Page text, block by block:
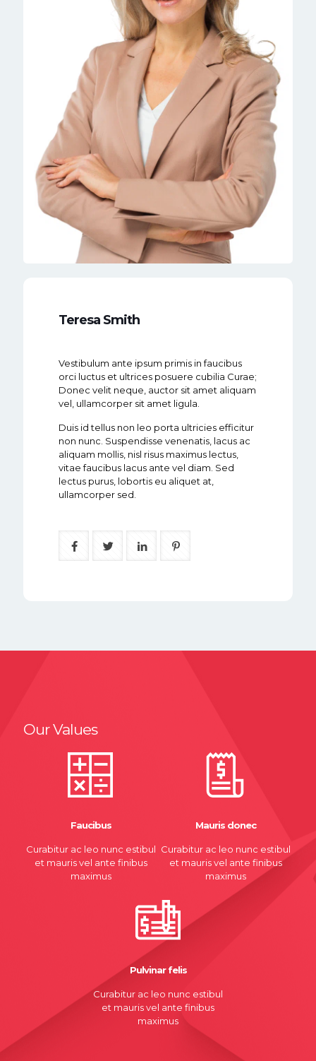
Teresa Smith
Vestibulum ante ipsum primis in faucibus
orci luctus et ultrices posuere cubilia Curae;
Donec velit neque, auctor sit amet aliquam
vel, ullamcorper sit amet ligula.
Duis id tellus non leo porta ultricies efficitur
non nunc. Suspendisse venenatis, lacus ac
aliquam mollis, nisl risus maximus lectus,
vitae faucibus lacus ante vel diam. Sed
lectus purus, lobortis eu aliquet at,
ullamcorper sed.
Our Values
Faucibus
Curabitur ac leo nunc estibul
et mauris vel ante finibus
maximus
Mauris donec
Curabitur ac leo nunc estibul
et mauris vel ante finibus
maximus
Pulvinar felis
Curabitur ac leo nunc estibul
et mauris vel ante finibus
maximus